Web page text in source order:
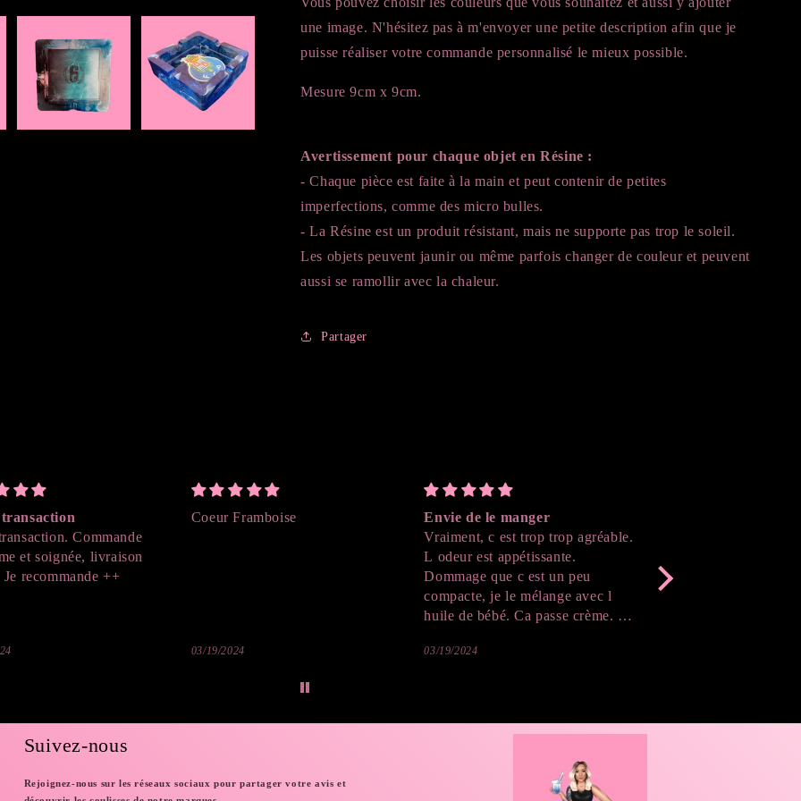
une image. N'hésitez pas à m'envoyerune petite description afin que je
puisse réaliser votre commande personnalisé le mieux possible.
Mesure 9cm x 9cm.
Avertissement pour chaque objet en Résine :
- Chaque pièce est faite à la main et peut contenir de petites
imperfections, comme des micro bulles.
- La Résine est un produit résistant, mais ne supporte pas trop le soleil.
Les objets peuvent jaunir ou même parfois changer de couleur et peuvent
aussi se ramollir avec la chaleur.
Partager
Commande
et soignée, livraison
recommande ++
Coeur Framboise
03/19/2024
Envie de le manger
Vraiment, c est trop trop agréable.
L odeur est appétissante.
Dommage que c est un peu
compacte, je le mélange avec l
huile de bébé. Ca passe crème. Je
même la couleur donne envie de
03/19/2024
après démoulage ,
Merci beaucoup !
Suivez-nous
Rejoignez-nous sur les réseaux sociaux pour partager votre avis et